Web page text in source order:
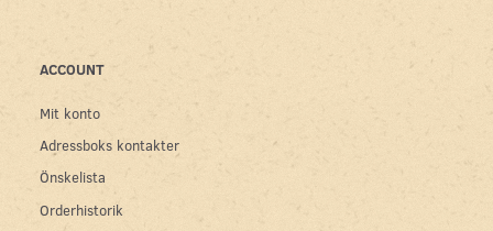
ACCOUNT
Mit konto
Adressboks kontakter
Önskelista
Orderhistorik